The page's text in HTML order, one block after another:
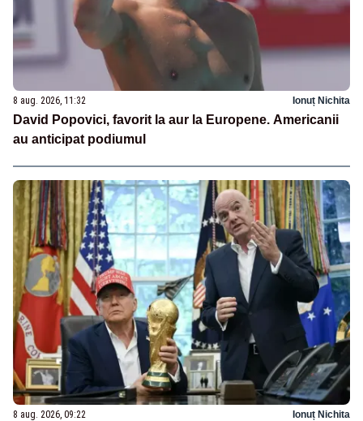
8 aug. 2026, 11:32 Ionuț Nichita
David Popovici, favorit la aur la Europene. Americanii
au anticipat podiumul
8 aug. 2026, 09:22 Ionuț Nichita